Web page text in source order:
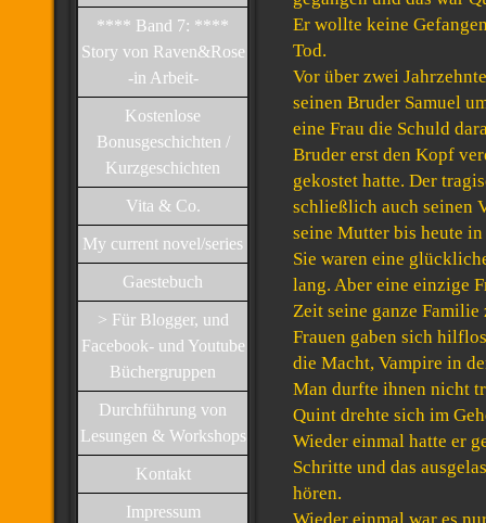
**** Band 7: ****
Story von Raven&Rose
-in Arbeit-
Kostenlose
Bonusgeschichten /
Kurzgeschichten
Vita & Co.
My current novel/series
Gaestebuch
> Für Blogger, und
Facebook- und Youtube
Büchergruppen
Durchführung von
Lesungen & Workshops
Kontakt
Impressum
Er wollte keine
Tod.
Vor über zwei
seinen Bruder Samuel
eine Frau die Schuld
Bruder erst den Kopf
gekostet hatte. Der
schließlich auch seinen
seine Mutter bis heute
Sie waren eine
lang. Aber eine einzige
Zeit seine ganze Familie
Frauen gaben sich
die Macht, Vampire in
Man durfte ihnen nicht
Quint drehte sich im
Wieder einmal hatte er
Schritte und das
hören.